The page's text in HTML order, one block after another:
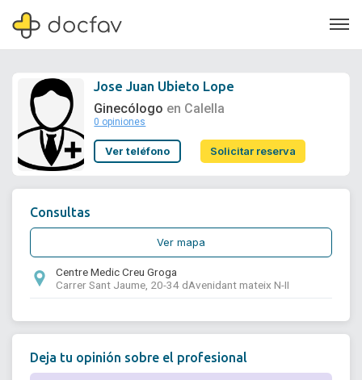
Soporte
Jose Juan Ubieto Lope
Ginecólogo en Calella
0 opiniones
Ver teléfono Solicitar reserva
Consultas
Ver mapa
Centre Medic Creu Groga
Carrer Sant Jaume, 20-34 dAvenidant mateix N-II
Deja tu opinión sobre el profesional